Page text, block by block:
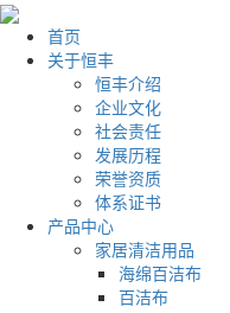
首页
关于恒丰
恒丰介绍
企业文化
社会责任
发展历程
荣誉资质
体系证书
产品中心
家居清洁用品
海绵百洁布
百洁布